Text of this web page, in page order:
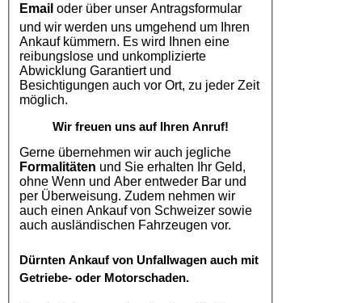
Email oder über unser Antragsformular
und wir werden uns umgehend um Ihren
Ankauf kümmern. Es wird Ihnen eine
reibungslose und unkomplizierte
Abwicklung Garantiert und
Besichtigungen auch vor Ort, zu jeder Zeit
möglich.
Wir freuen uns auf Ihren Anruf!
Gerne übernehmen wir auch jegliche
Formalitäten und Sie erhalten Ihr Geld,
ohne Wenn und Aber entweder Bar und
per Überweisung. Zudem nehmen wir
auch einen Ankauf von Schweizer sowie
auch ausländischen Fahrzeugen vor.
Dürnten Ankauf von Unfallwagen auch mit
Getriebe- oder Motorschaden.